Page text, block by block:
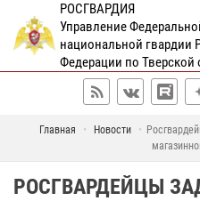
РОСГВАРДИЯ
Управление
национальной гвардии
Федерации по Тверской
Главная Новости
РОСГВАРДЕЙЦЫ